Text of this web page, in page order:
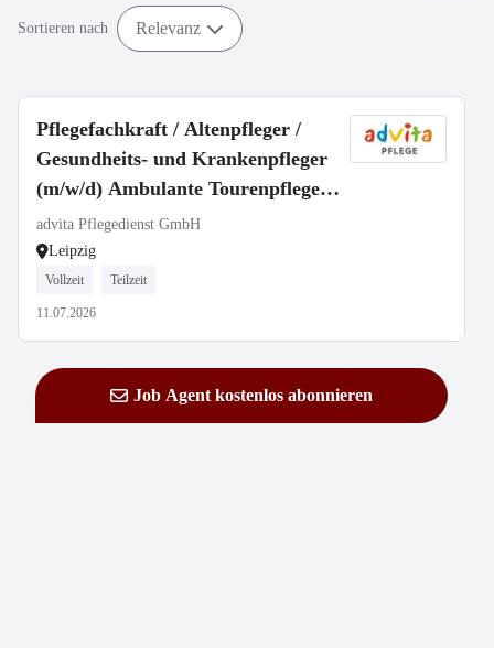
Sortieren nach Relevanz
Pflegefachkraft / Altenpfleger /
Gesundheits- und Krankenpfleger
(m/w/d) Ambulante Tourenpflege |
Vollzeit oder Teilzeit | Leipzig
advita Pflegedienst GmbH
Leipzig
Vollzeit Teilzeit
11.07.2026
Job Agent kostenlos abonnieren